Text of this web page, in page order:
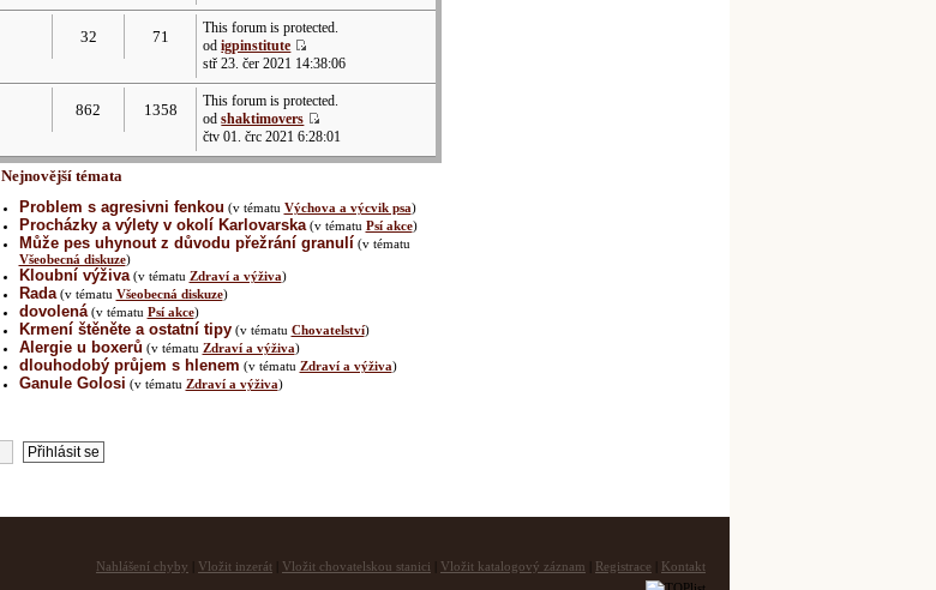
32 71
This forum is protected.
odigpinstitute
stř 23. čer 2021 14:38:06
862 1358
This forum is protected.
odshaktimovers
čtv 01. črc 2021 6:28:01
Nejnovější témata
Problem s agresivni fenkou (v tématu Výchova a výcvik psa)
Procházky a výlety v okolí Karlovarska(v tématu Psí akce)
Může pes uhynout z důvodu přežrání granulí (v tématu
Všeobecná diskuze)
Kloubní výživa(v tématu Zdraví a výživa)
Rada(v tématu Všeobecná diskuze)
dovolená(v tématu Psí akce)
Krmení štěněte a ostatní tipy(v tématu Chovatelství)
Alergie u boxerů (v tématu Zdraví a výživa)
dlouhodobý průjem s hlenem (v tématu Zdraví a výživa)
Ganule Golosi (v tématu Zdraví a výživa)
Nahlášení chyby Vložit inzerát Vložit chovatelskou stanici Vložit katalogový záznam Registrace Kontakt